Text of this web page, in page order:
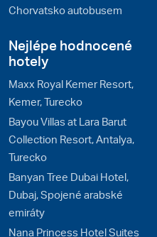
Chorvatsko autobusem
Nejlépe hodnocené
hotely
Maxx Royal Kemer Resort,
Kemer, Turecko
Bayou Villas at Lara Barut
Collection Resort, Antalya,
Turecko
Banyan Tree Dubai Hotel,
Dubaj, Spojené arabské
emiráty
Nana Princess Hotel Suites